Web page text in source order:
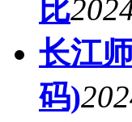
比
长江
码)